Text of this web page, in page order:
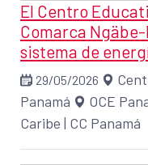
El Centro
Comarca
sistema de
29/05/2026
Panamá
OCE
Caribe | CC Panamá